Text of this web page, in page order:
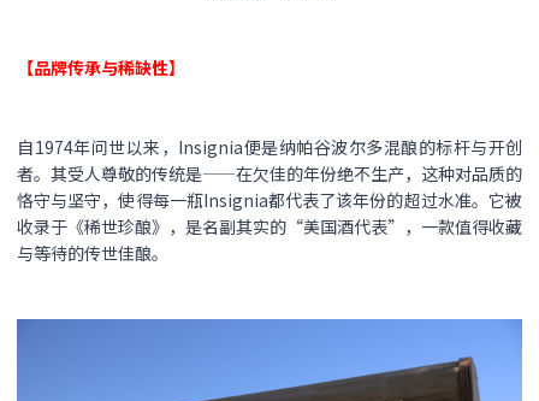
【品牌传承与稀缺性】​​
自1974年问世以来，Insignia便是纳帕谷波尔多混酿的标杆与开创
者。其受人尊敬的传统是——在欠佳的年份绝不生产，这种对品质的
恪守与坚守，使得每一瓶Insignia都代表了该年份的超过水准。它被
收录于《稀世珍酿》，是名副其实的“美国酒代表”，一款值得收藏
与等待的传世佳酿。